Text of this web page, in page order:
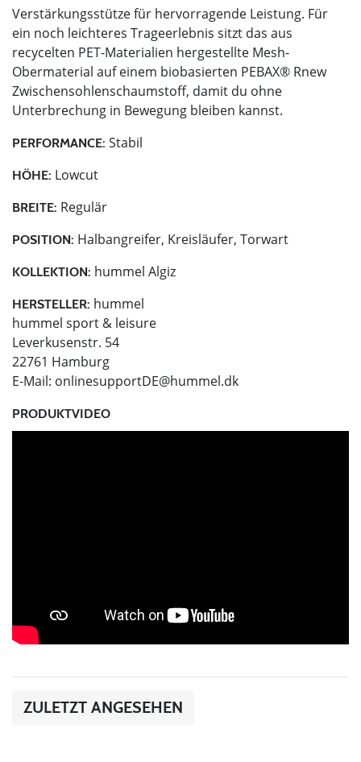
Verstärkungsstütze für hervorragende Leistung. Für
ein noch leichteres Trageerlebnis sitzt das aus
recycelten PET-Materialien hergestellte Mesh-
Obermaterial auf einem biobasierten PEBAX® Rnew
Zwischensohlenschaumstoff, damit du ohne
Unterbrechung in Bewegung bleiben kannst.
PERFORMANCE: Stabil
HÖHE: Lowcut
BREITE: Regulär
POSITION: Halbangreifer, Kreisläufer, Torwart
KOLLEKTION: hummel Algiz
HERSTELLER: hummel
hummel sport & leisure
Leverkusenstr. 54
22761 Hamburg
E-Mail: onlinesupportDE@hummel.dk
PRODUKTVIDEO
ZULETZT ANGESEHEN